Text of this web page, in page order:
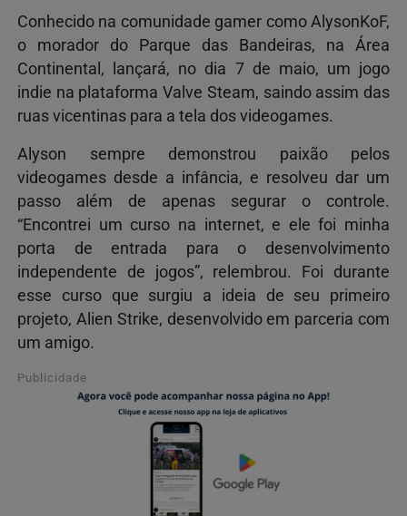
Conhecido na comunidade gamer como AlysonKoF,
o morador do Parque das Bandeiras, na Área
Continental, lançará, no dia 7 de maio, um jogo
indie na plataforma Valve Steam, saindo assim das
ruas vicentinas para a tela dos videogames.
Alyson sempre demonstrou paixão pelos
videogames desde a infância, e resolveu dar um
passo além de apenas segurar o controle.
“Encontrei um curso na internet, e ele foi minha
porta de entrada para o desenvolvimento
independente de jogos”, relembrou. Foi durante
esse curso que surgiu a ideia de seu primeiro
projeto, Alien Strike, desenvolvido em parceria com
um amigo.
Publicidade